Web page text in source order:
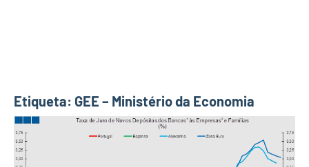
Etiqueta: GEE – Ministério da Economia